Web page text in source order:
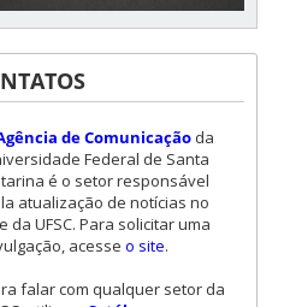
de Comunicaçãoda
Federal de Santa
é o setor responsável
atualização de notícias no
da UFSC. Para solicitar uma
acesse o site.
falar com qualquer setor da